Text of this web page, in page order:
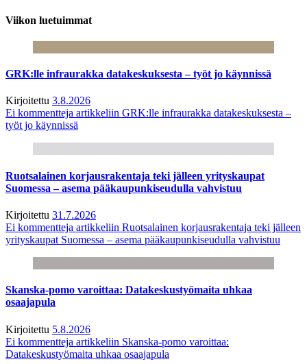
Viikon luetuimmat
GRK:lle infraurakka datakeskuksesta – työt jo käynnissä
Kirjoitettu 3.8.2026
Ei kommentteja artikkeliin GRK:lle infraurakka datakeskuksesta –
työt jo käynnissä
Ruotsalainen korjausrakentaja teki jälleen yrityskaupat
Suomessa – asema pääkaupunkiseudulla vahvistuu
Kirjoitettu 31.7.2026
Ei kommentteja artikkeliin Ruotsalainen korjausrakentaja teki jälleen
yrityskaupat Suomessa – asema pääkaupunkiseudulla vahvistuu
Skanska-pomo varoittaa: Datakeskustyömaita uhkaa
osaajapula
Kirjoitettu 5.8.2026
Ei kommentteja artikkeliin Skanska-pomo varoittaa:
Datakeskustyömaita uhkaa osaajapula